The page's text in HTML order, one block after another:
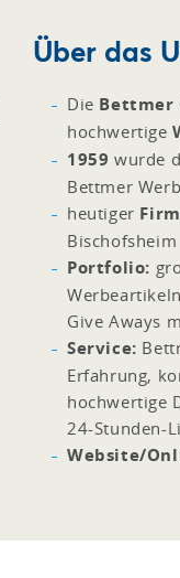
Über das
Die Bettmer
hochwertige
1959 wurde
Bettmer
heutiger
Bischofsheim
Portfolio:
Give Aways
Service:
Erfahrung,
hochwertige
24-Stunden-
Website/